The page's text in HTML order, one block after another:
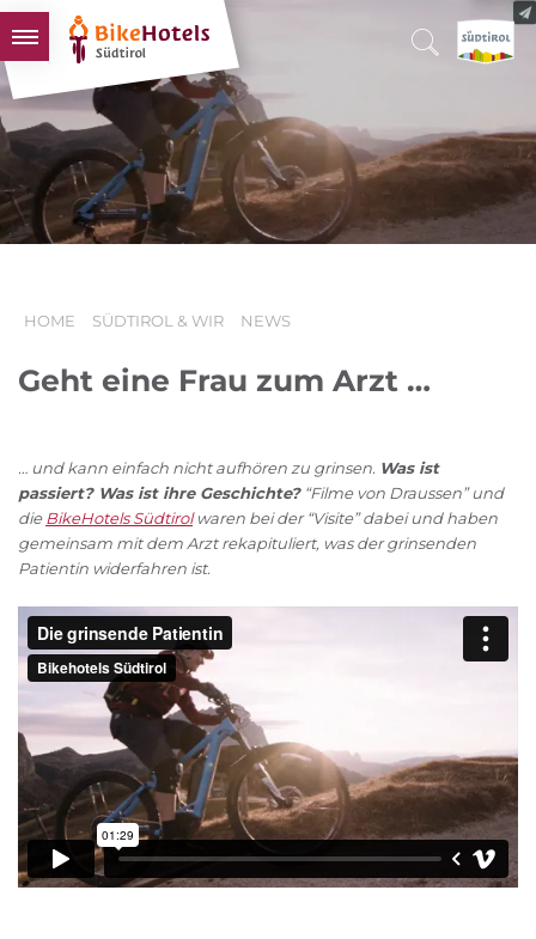
BIKEHOTELS
HOTELS & PAKETE
TOUREN & REVIERE
SÜDTIROL & WIR
HOME SÜDTIROL & WIR NEWS
Geht eine Frau zum Arzt …
… und kann einfach nicht aufhören zu grinsen. Was ist
passiert? Was ist ihre Geschichte?“Filme von Draussen” und
dieBikeHotels Südtirolwaren bei der “Visite” dabei und haben
gemeinsam mit dem Arzt rekapituliert, was der grinsenden
Patientin widerfahren ist.